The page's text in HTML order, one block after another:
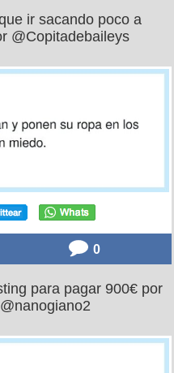
ir sacando poco a
@Copitadebaileys
0
para pagar 900€ por